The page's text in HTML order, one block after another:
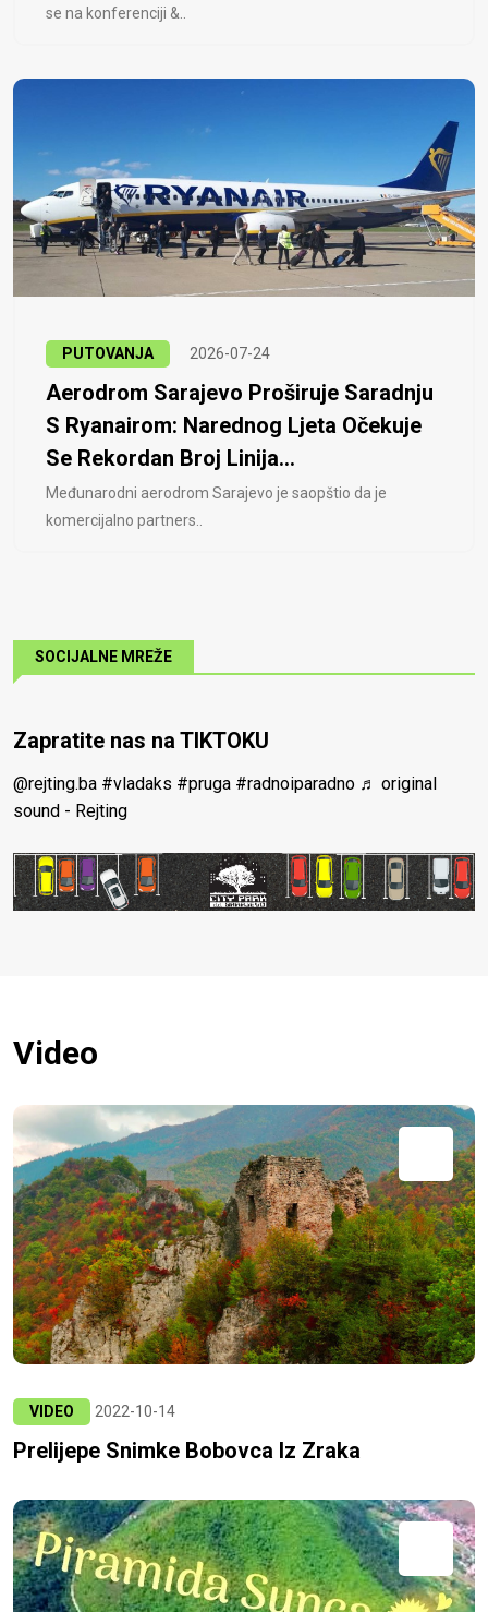
se na konferenciji &..
PUTOVANJA 2026-07-24
Aerodrom Sarajevo Proširuje Saradnju
S Ryanairom: Narednog Ljeta Očekuje
Se Rekordan Broj Linija...
Međunarodni aerodrom Sarajevo je saopštio da je
komercijalno partners..
SOCIJALNE MREŽE
Zapratite nas na TIKTOKU
@rejting.ba #vladaks #pruga #radnoiparadno ♬ original
sound - Rejting
Video
VIDEO 2022-10-14
Prelijepe Snimke Bobovca Iz Zraka